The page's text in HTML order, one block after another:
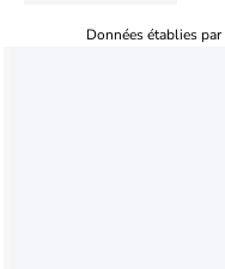
Données établies par